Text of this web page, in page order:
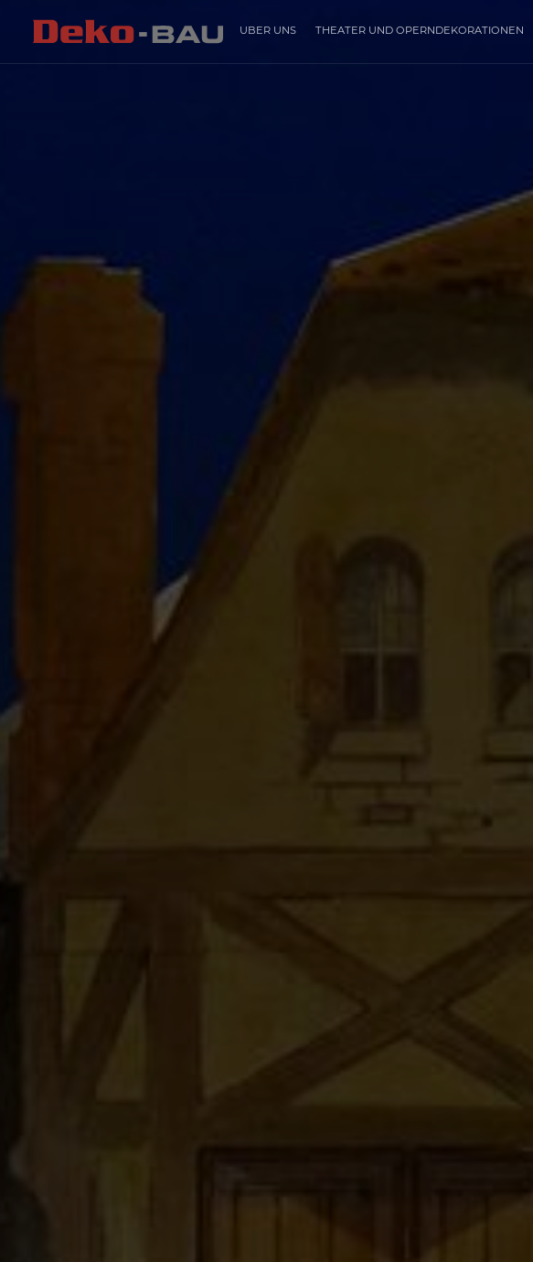
ÜBER UNS THEATER UND OPERNDEKORATIONEN